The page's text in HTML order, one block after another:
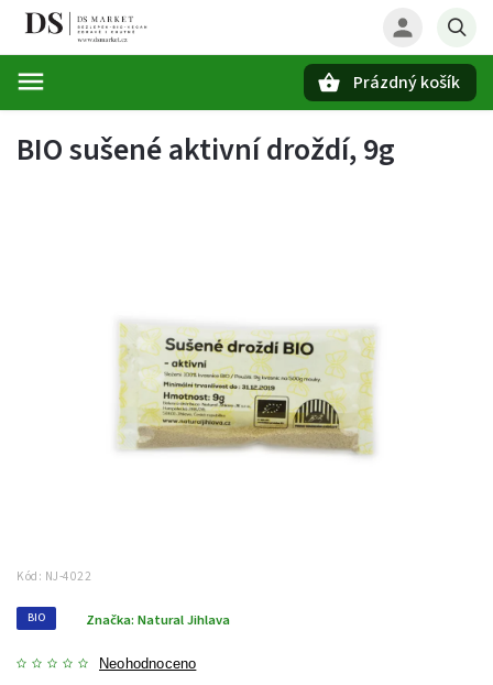
Prázdný košík
BIO sušené aktivní droždí, 9g
Kód: NJ-4022
BIO
Neohodnoceno
Značka: Natural Jihlava